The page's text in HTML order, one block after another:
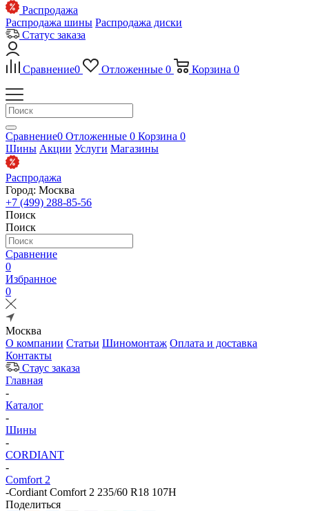
Распродажа
Распродажа шины Распродажа диски
Статус заказа
Сравнение0 Отложенные 0 Корзина 0
Сравнение0 Отложенные 0 Корзина 0
Шины Акции Услуги Магазины
Распродажа
Город: Москва
+7 (499) 288-85-56
Поиск
Поиск
Сравнение
0
Избранное
0
Москва
О компании Статьи Шиномонтаж Оплата и доставка
Контакты
Стаус заказа
Главная
-
Каталог
-
Шины
-
CORDIANT
-
Comfort 2
-Cordiant Comfort 2 235/60 R18 107H
Поделиться